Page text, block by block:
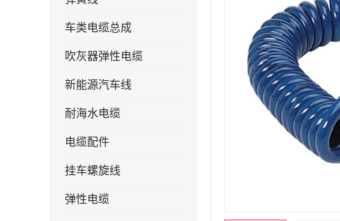
车类电缆总成
吹灰器弹性电缆
新能源汽车线
耐海水电缆
电缆配件
挂车螺旋线
弹性电缆